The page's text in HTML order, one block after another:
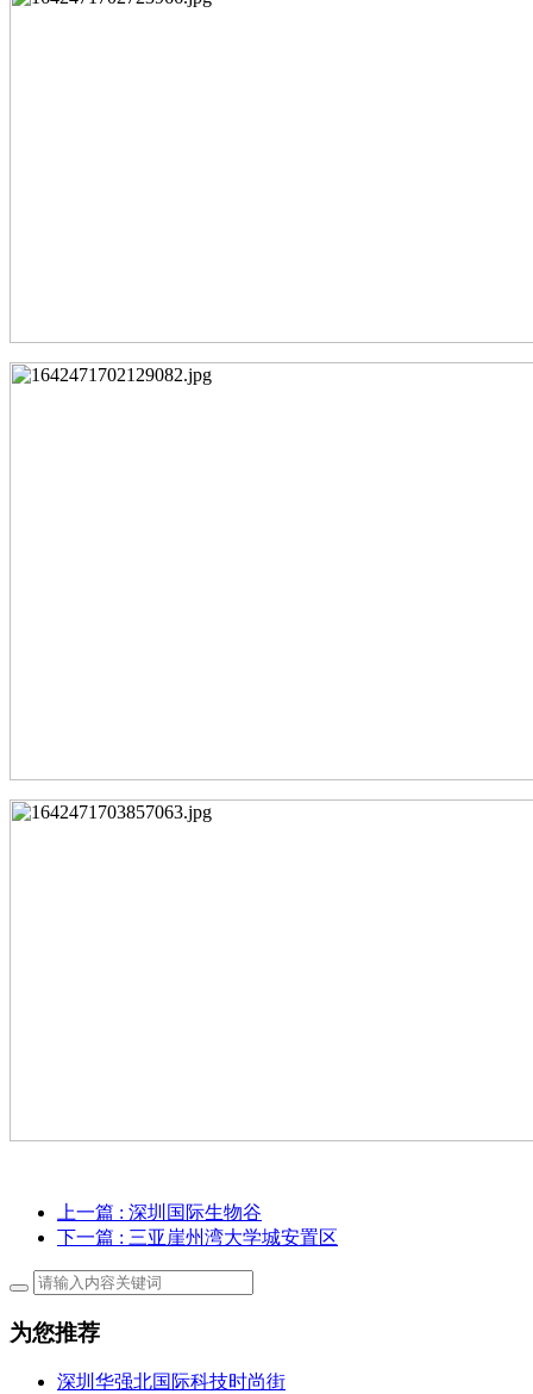
上一篇 : 深圳国际生物谷
下一篇 : 三亚崖州湾大学城安置区
为您推荐
深圳华强北国际科技时尚街